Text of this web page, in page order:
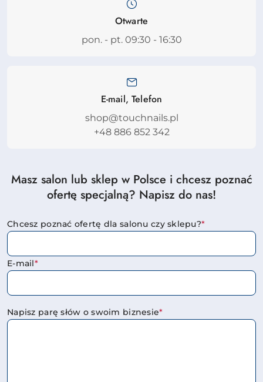
Otwarte
pon. - pt. 09:30 - 16:30
E-mail, Telefon
shop@touchnails.pl
+48 886 852 342
Masz salon lub sklep w Polsce i chcesz poznać
ofertę specjalną? Napisz do nas!
Chcesz poznać ofertę dla salonu czy sklepu?*
E-mail*
Napisz parę słów o swoim biznesie*